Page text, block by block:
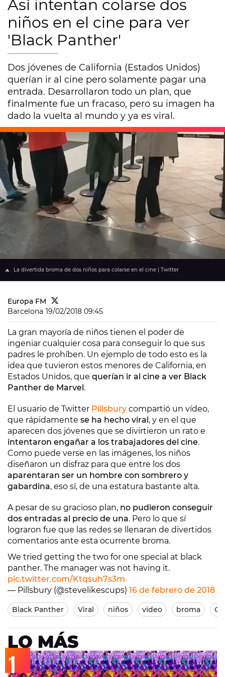
Así intentan colarse dos
niños en el cine para ver
'Black Panther'
Dos jóvenes de California (Estados Unidos)
querían ir al cine pero solamente pagar una
entrada. Desarrollaron todo un plan, que
finalmente fue un fracaso, pero su imagen ha
dado la vuelta al mundo y ya es viral.
La divertida broma de dos niños para colarse en el cine | Twitter
Europa FM
Barcelona 19/02/2018 09:45
La gran mayoría de niños tienen el poder de
ingeniar cualquier cosa para conseguir lo que sus
padres le prohíben. Un ejemplo de todo esto es la
idea que tuvieron estos menores de California, en
Estados Unidos, que querían ir al cine a ver Black
Panther de Marvel.
El usuario de Twitter Pillsbury compartió un vídeo,
que rápidamente se ha hecho viral, y en el que
aparecen dos jóvenes que se divirtieron un rato e
intentaron engañar a los trabajadores del cine.
Como puede verse en las imágenes, los niños
diseñaron un disfraz para que entre los dos
aparentaran ser un hombre con sombrero y
gabardina, eso sí, de una estatura bastante alta.
A pesar de su gracioso plan, no pudieron conseguir
dos entradas al precio de una. Pero lo que sí
lograron fue que las redes se llenaran de divertidos
comentarios ante esta ocurrente broma.
We tried getting the two for one special at black
panther. The manager was not having it.
pic.twitter.com/Ktqsuh7s3m
— Pillsbury (@stevelikescups) 16 de febrero de 2018
Black Panther Viral niños video broma
LO MÁS